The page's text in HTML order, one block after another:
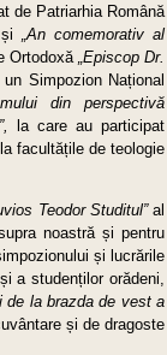
de Patriarhia Română
și„An comemorativ al
Ortodoxă„Episcop Dr.
Simpozion Național
din perspectivă
la care au participat
facultățile de teologie
Teodor Studitul”al
noastră și pentru
și lucrările
a studenților orădeni,
de la brazda de vest a
și de dragoste